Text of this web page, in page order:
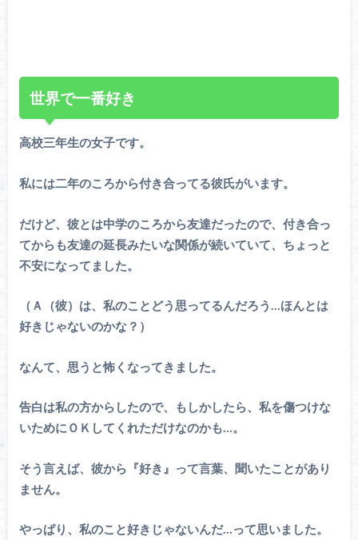
世界で一番好き
高校三年生の女子です。
私には二年のころから付き合ってる彼氏がいます。
だけど、彼とは中学のころから友達だったので、付き合っ
てからも友達の延長みたいな関係が続いていて、ちょっと
不安になってました。
（Ａ（彼）は、私のことどう思ってるんだろう…ほんとは
好きじゃないのかな？）
なんて、思うと怖くなってきました。
告白は私の方からしたので、もしかしたら、私を傷つけな
いためにＯＫしてくれただけなのかも…。
そう言えば、彼から『好き』って言葉、聞いたことがあり
ません。
やっぱり、私のこと好きじゃないんだ…って思いました。